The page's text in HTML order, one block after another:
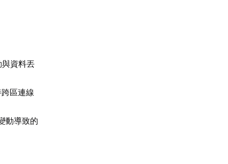
資料丟
區連線
動導致的